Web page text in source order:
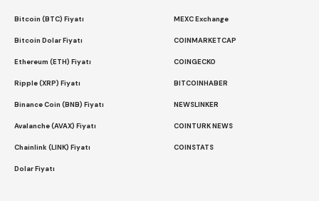
Bitcoin (BTC) Fiyatı
Bitcoin Dolar Fiyatı
Ethereum (ETH) Fiyatı
Ripple (XRP) Fiyatı
Binance Coin (BNB) Fiyatı
Avalanche (AVAX) Fiyatı
Chainlink (LINK) Fiyatı
Dolar Fiyatı
MEXC Exchange
COINMARKETCAP
COINGECKO
BITCOINHABER
NEWSLINKER
COINTURK NEWS
COINSTATS